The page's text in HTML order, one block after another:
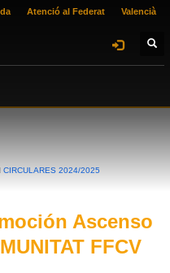
Atenció al Federat Valencià
CIRCULARES 2024/2025
Ascenso
FFCV